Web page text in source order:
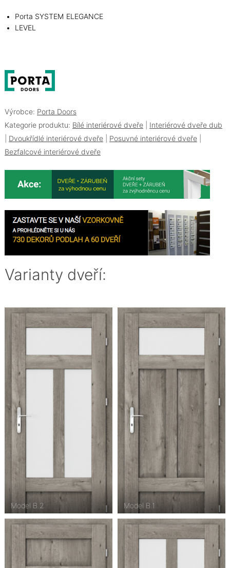
Porta SYSTEM ELEGANCE
LEVEL
Výrobce: Porta Doors
Kategorie produktu: Bílé interiérové dveře| Interiérové dveře dub
Dvoukřídlé interiérové dveře| Posuvné interiérové dveře|
Bezfalcové interiérové dveře
Varianty dveří:
Model B.2 Model B.1